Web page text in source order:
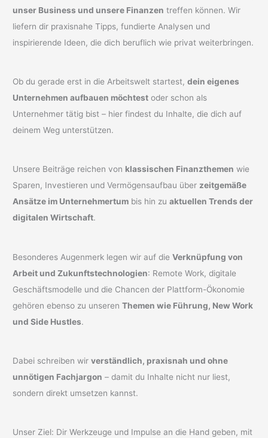
unser Business und unsere Finanzen treffen können. Wir
liefern dir praxisnahe Tipps, fundierte Analysen und
inspirierende Ideen, die dich beruflich wie privat weiterbringen.
Ob du gerade erst in die Arbeitswelt startest,dein eigenes
Unternehmen aufbauen möchtest oder schon als
Unternehmer tätig bist – hier findest du Inhalte, die dich auf
deinem Weg unterstützen.
Unsere Beiträge reichen von klassischen Finanzthemen wie
Sparen, Investieren und Vermögensaufbau überzeitgemäße
Ansätze im Unternehmertum bis hin zuaktuellen Trends der
digitalen Wirtschaft.
Besonderes Augenmerk legen wir auf dieVerknüpfung von
Arbeit und Zukunftstechnologien: Remote Work, digitale
Geschäftsmodelle und die Chancen der Plattform-Ökonomie
gehören ebenso zu unserenThemen wie Führung, New Work
und Side Hustles.
Dabei schreiben wirverständlich, praxisnah und ohne
unnötigen Fachjargon – damit du Inhalte nicht nur liest,
sondern direkt umsetzen kannst.
Unser Ziel: Dir Werkzeuge und Impulse an die Hand geben, mit